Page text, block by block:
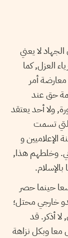
لا يعني
العزل, كما
معارضة أمر
حق عند
ولا أحد يعتقد
تسمت
الإعلاميين و
وخلطهم هذا,
حينما حصر
خارجي محتل؛
أذكر. قد
معا وبكل نزاهة